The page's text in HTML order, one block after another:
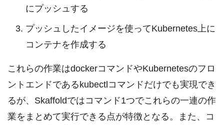
にプッシュする
プッシュしたイメージを使ってKubernetes上に
コンテナを作成する
これらの作業はdockerコマンドやKubernetesのフロ
ントエンドであるkubectlコマンドだけでも実現でき
るが、Skaffoldではコマンド1つでこれらの一連の作
業をまとめて実行できる点が特徴となる。また、コ